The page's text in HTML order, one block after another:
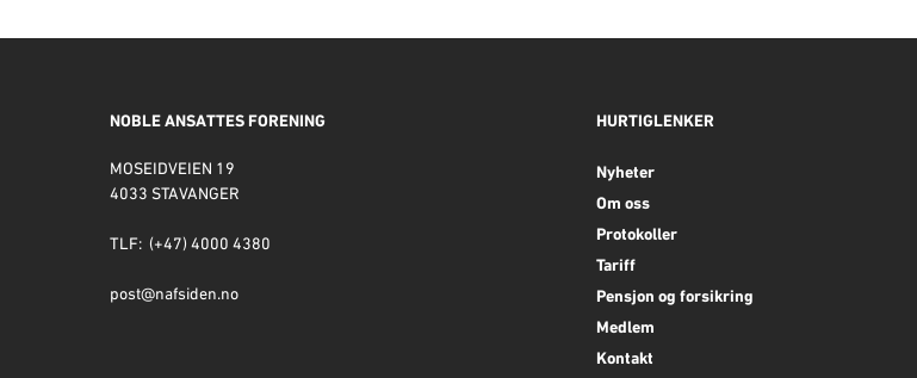
NOBLE ANSATTES FORENING
MOSEIDVEIEN 19
4033 STAVANGER
TLF: (+47) 4000 4380
post@nafsiden.no
HURTIGLENKER
Nyheter
Om oss
Protokoller
Tariff
Pensjon og forsikring
Medlem
Kontakt